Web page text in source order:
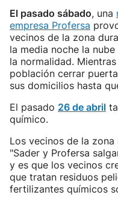
El pasado sábado, una
empresa Profersa
vecinos de la zona
la media noche la
la normalidad.
población cerrar
sus domicilios hasta
El pasado 26 de abril
químico.
Los vecinos de la
"Sader y Profersa
y es que los vecinos
que tratan residuos
fertilizantes químicos